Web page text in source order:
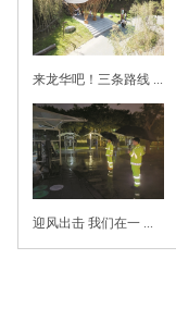
来龙华吧！三条路线 ...
迎风出击 我们在一 ...